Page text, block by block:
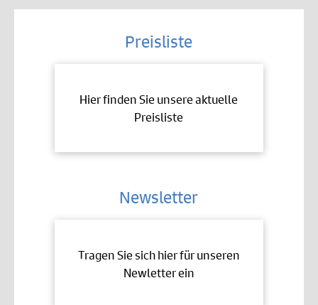
Preisliste
Hier finden Sie unsere aktuelle
Preisliste
Newsletter
Tragen Sie sich hier für unseren
Newletter ein